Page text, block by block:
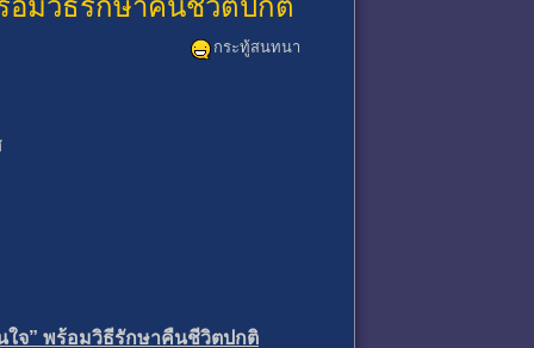
อมวิธีรักษาคืนชีวิตปกติ
กระทู้สนทนา
จ” พร้อมวิธีรักษาคืนชีวิตปกติ